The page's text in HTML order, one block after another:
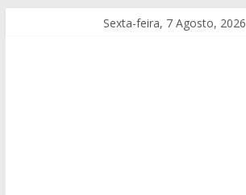
Sexta-feira, 7 Agosto, 2026